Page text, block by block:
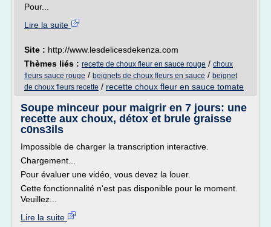
Pour...
Lire la suite
Site : http://www.lesdelicesdekenza.com
Thèmes liés : recette de choux fleur en sauce rouge / choux
fleurs sauce rouge / beignets de choux fleurs en sauce / beignet
de choux fleurs recette / recette choux fleur en sauce tomate
Soupe minceur pour maigrir en 7 jours: une
recette aux choux, détox et brule graisse
c0ns3ils
Impossible de charger la transcription interactive.
Chargement...
Pour évaluer une vidéo, vous devez la louer.
Cette fonctionnalité n'est pas disponible pour le moment.
Veuillez...
Lire la suite